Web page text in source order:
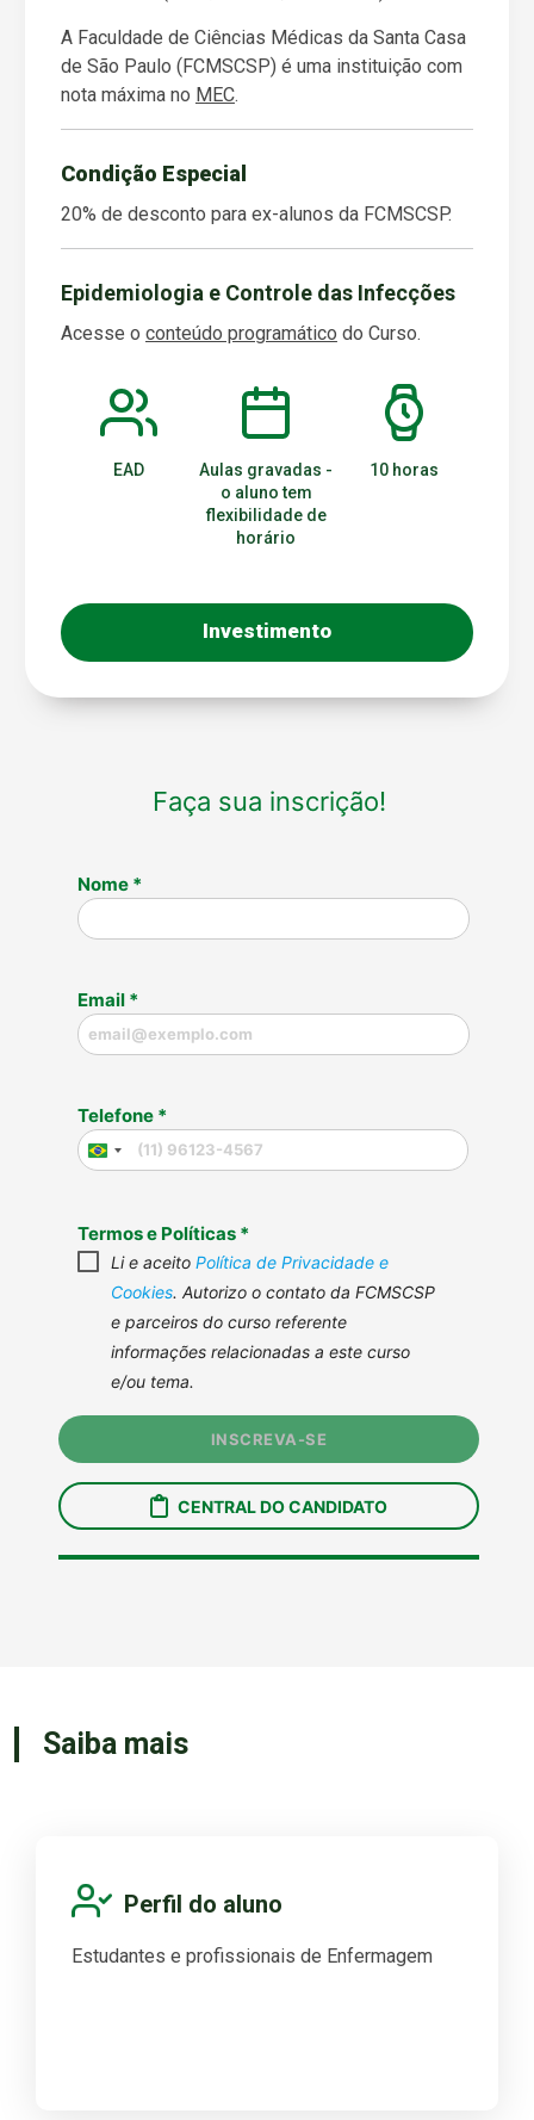
A Faculdade de Ciências Médicas da Santa Casa
de São Paulo (FCMSCSP) é uma instituição com
nota máxima no MEC.
Condição Especial
20% de desconto para ex-alunos da FCMSCSP.
Epidemiologia e Controle das Infecções
Acesse o conteúdo programático do Curso.
EAD
Aulas gravadas -
o aluno tem
flexibilidade de
horário
10 horas
Investimento
Saiba mais
Perfil do aluno
Estudantes e profissionais de Enfermagem